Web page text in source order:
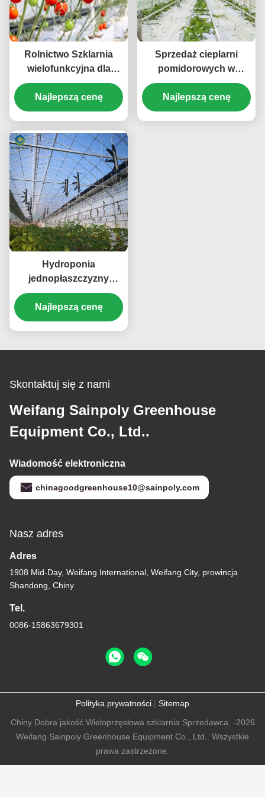
Rolnictwo Szklarnia
wielofunkcyjna dla
pomidorów Projekt pod
klucz Dostosowywalny
rozmiar
Najlepszą cenę
Sprzedaż cieplarni
pomidorowych w
pomieszczeniach z
hydroponicznym
systemem montażu
Najlepszą cenę
Hydroponia
jednopłaszczyzny
pomidorowej
Najlepszą cenę
Skontaktuj się z nami
Weifang Sainpoly Greenhouse
Equipment Co., Ltd..
Wiadomość elektroniczna
chinagoodgreenhouse10@sainpoly.com
Nasz adres
Adres
1908 Mid-Day, Weifang International, Weifang City, prowincja
Shandong, Chiny
Tel.
0086-15863679301
Polityka prywatności | Sitemap
Chiny Dobra jakość Wieloprzęsłowa szklarnia Sprzedawca. -2026
Weifang Sainpoly Greenhouse Equipment Co., Ltd.. Wszystkie
prawa zastrzeżone.